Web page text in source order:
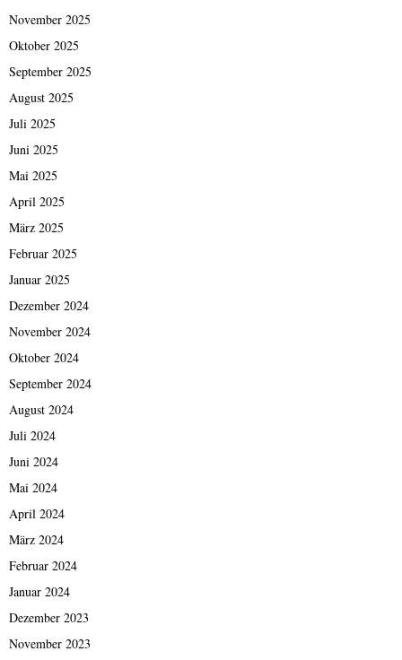
November 2025
Oktober 2025
September 2025
August 2025
Juli 2025
Juni 2025
Mai 2025
April 2025
März 2025
Februar 2025
Januar 2025
Dezember 2024
November 2024
Oktober 2024
September 2024
August 2024
Juli 2024
Juni 2024
Mai 2024
April 2024
März 2024
Februar 2024
Januar 2024
Dezember 2023
November 2023